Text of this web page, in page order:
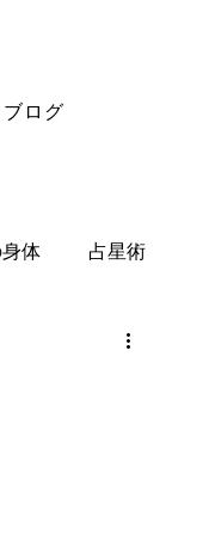
ブログ
体 占星術